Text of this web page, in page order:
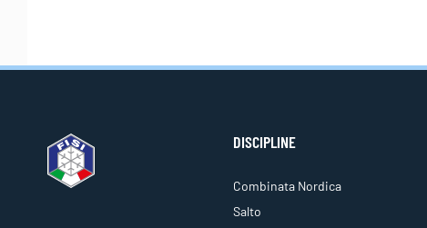
DISCIPLINE
Combinata Nordica
Salto